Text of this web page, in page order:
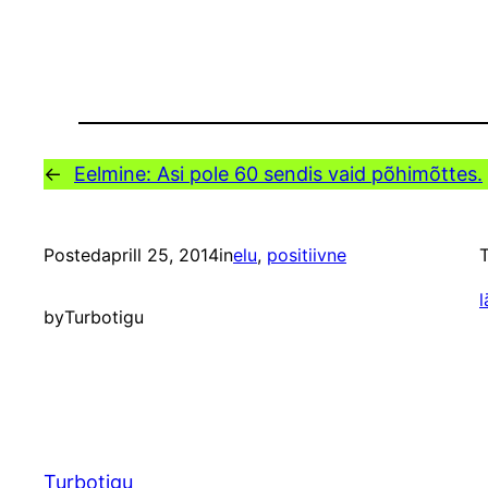
← Eelmine: Asi pole 60 sendis vaid põhimõttes.
Postedaprill 25, 2014inelu, positiivne
byTurbotigu
Turbotigu